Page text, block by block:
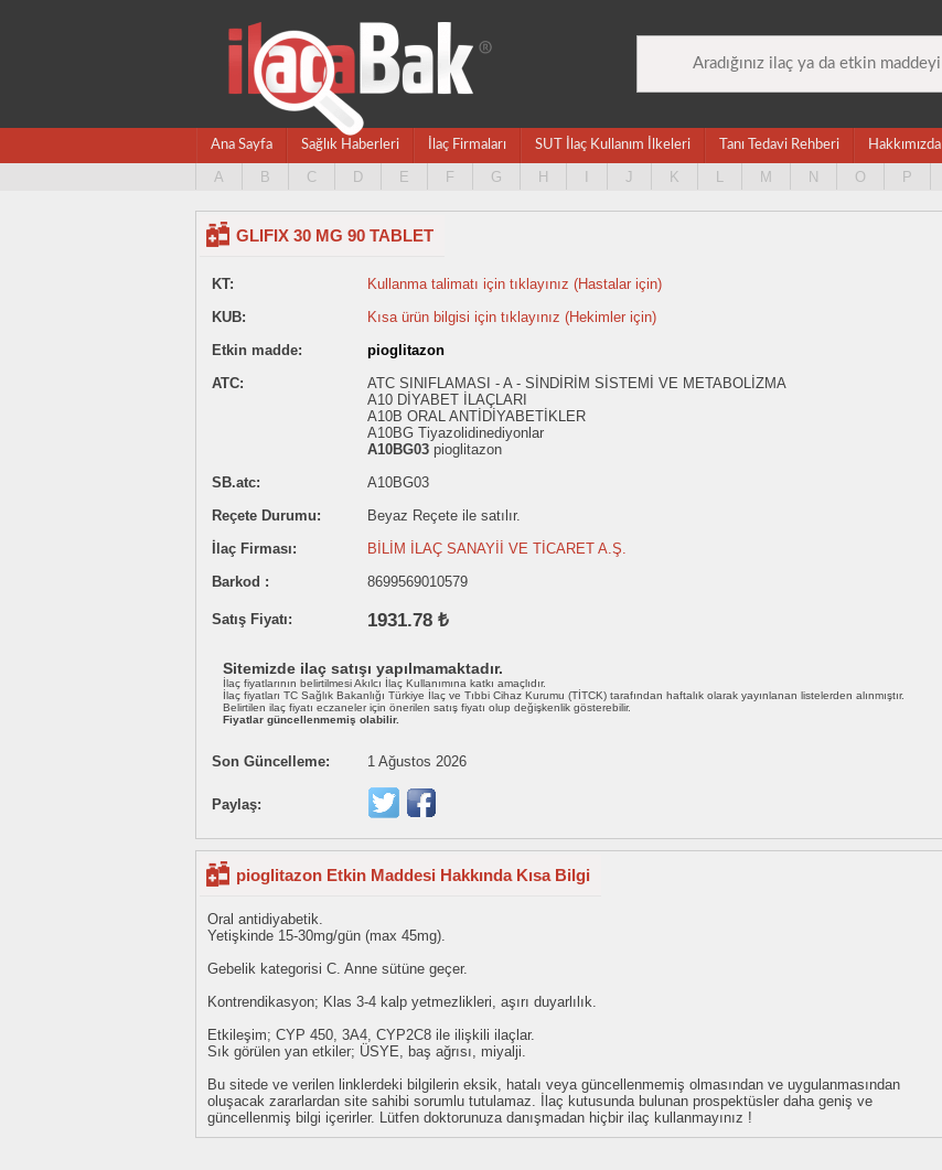
Ana Sayfa Sağlık Haberleri İlaç Firmaları SUT İlaç Kullanım İlkeleri Tanı Tedavi Rehberi Hakkımızda
A B C D E F G H J K L M N O P
GLIFIX 30 MG 90 TABLET
KT:
Kullanma talimatı için tıklayınız (Hastalar için)
KUB:
Kısa ürün bilgisi için tıklayınız (Hekimler için)
Etkin madde:
pioglitazon
ATC:
ATC SINIFLAMASI - A - SİNDİRİM SİSTEMİ VE METABOLİZMA
A10 DİYABET İLAÇLARI
A10B ORAL ANTİDİYABETİKLER
A10BG Tiyazolidinediyonlar
A10BG03 pioglitazon
SB.atc:
A10BG03
Reçete Durumu:
Beyaz Reçete ile satılır.
İlaç Firması:
BİLİM İLAÇ SANAYİİ VE TİCARET A.Ş.
Barkod :
8699569010579
Satış Fiyatı: 1931.78 ₺
Sitemizde ilaç satışı yapılmamaktadır.
İlaç fiyatlarının belirtilmesi Akılcı İlaç Kullanımına katkı amaçlıdır.
İlaç fiyatları TC Sağlık Bakanlığı Türkiye İlaç ve Tıbbi Cihaz Kurumu (TİTCK) tarafından haftalık olarak yayınlanan listelerden alınmıştır.
Belirtilen ilaç fiyatı eczaneler için önerilen satış fiyatı olup değişkenlik gösterebilir.
Fiyatlar güncellenmemiş olabilir.
Son Güncelleme: 1 Ağustos 2026
Paylaş:
pioglitazon Etkin Maddesi Hakkında Kısa Bilgi
Oral antidiyabetik.
Yetişkinde 15-30mg/gün (max 45mg).
Gebelik kategorisi C. Anne sütüne geçer.
Kontrendikasyon; Klas 3-4 kalp yetmezlikleri, aşırı duyarlılık.
Etkileşim; CYP 450, 3A4, CYP2C8 ile ilişkili ilaçlar.
Sık görülen yan etkiler; ÜSYE, baş ağrısı, miyalji.
Bu sitede ve verilen linklerdeki bilgilerin eksik, hatalı veya güncellenmemiş olmasından ve uygulanmasından
oluşacak zararlardan site sahibi sorumlu tutulamaz. İlaç kutusunda bulunan prospektüsler daha geniş ve
güncellenmiş bilgi içerirler. Lütfen doktorunuza danışmadan hiçbir ilaç kullanmayınız !